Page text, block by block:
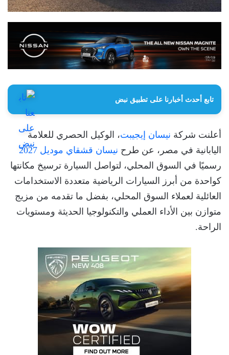
تابع أحدث أخبارنا على تطبيق نبض
أعلنت شركة نيسان إيجيبت، الوكيل الحصري للعلامة
اليابانية في مصر، عن طرح نيسان قشقاي موديل 2027
رسميًا في السوق المحلي، لتواصل السيارة ترسيخ مكانتها
كواحدة من أبرز السيارات الرياضية متعددة الاستخدامات
العائلية لعملاء السوق المحلي، بفضل ما تقدمه من مزيج
متوازن بين الأداء العملي والتكنولوجيا الحديثة ومستويات
الراحة.